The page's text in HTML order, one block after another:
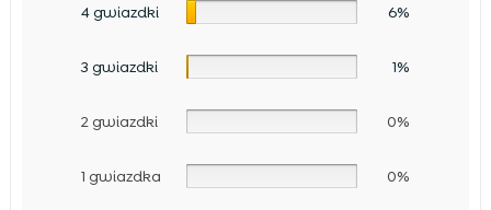
4 gwiazdki 6%
3 gwiazdki 1%
2 gwiazdki 0%
1 gwiazdka 0%